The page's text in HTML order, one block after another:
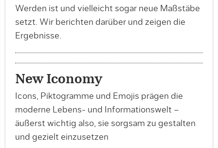
Werden ist und vielleicht sogar neue Maßstäbe
setzt. Wir berichten darüber und zeigen die
Ergebnisse.
New Iconomy
Icons, Piktogramme und Emojis prägen die
moderne Lebens- und Informationswelt –
äußerst wichtig also, sie sorgsam zu gestalten
und gezielt einzusetzen